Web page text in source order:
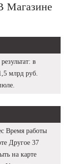
Магазине
в
млрд руб.
Время работы
Другое 37
на карте